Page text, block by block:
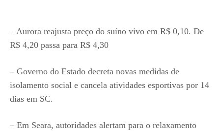
– Aurora reajusta preço do suíno vivo em R$ 0,10. De
R$ 4,20 passa para R$ 4,30
– Governo do Estado decreta novas medidas de
isolamento social e cancela atividades esportivas por 14
dias em SC.
– Em Seara, autoridades alertam para o relaxamento